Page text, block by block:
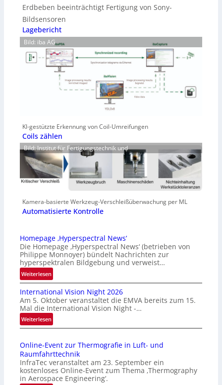
Erdbeben beeinträchtigt Fertigung von Sony-
Bildsensoren
Lagebericht
Bild: iba AG
KI-gestützte Erkennung von Coil-Umreifungen
Coils zählen
Bild: Institut für Fertigungstechnik und
Kamera-basierte Werkzeug-Verschleißüberwachung per ML
Automatisierte Kontrolle
Homepage ‚Hyperspectral News‘
Die Homepage ‚Hyperspectral News‘ (betrieben von
Philippe Monnoyer) bündelt Nachrichten zur
hyperspektralen Bildgebung und verweist…
Weiterlesen:
H
o
m
e
p
a
e
‚
H
y
International Vision Night 2026
Am 5. Oktober veranstaltet die EMVA bereits zum 15.
Mal die International Vision Night -…
Weiterlesen:
I
t
e
r
n
Online-Event zur Thermografie in Luft- und
Raumfahrttechnik
InfraTec veranstaltet am 23. September ein
kostenloses Online-Event zum Thema ‚Thermography
in Aerospace Engineering‘.